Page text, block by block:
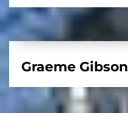
Graeme Gibson